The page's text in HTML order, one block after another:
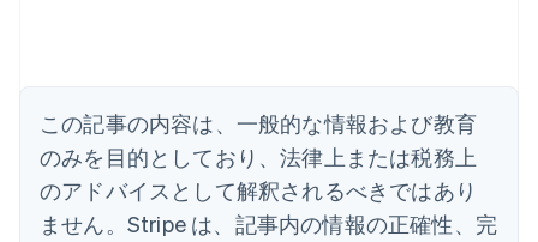
この記事の内容は、一般的な情報および教育
のみを目的としており、法律上または税務上
のアドバイスとして解釈されるべきではあり
ません。Stripe は、記事内の情報の正確性、完
インド
English
エストニア
English
オーストラリア